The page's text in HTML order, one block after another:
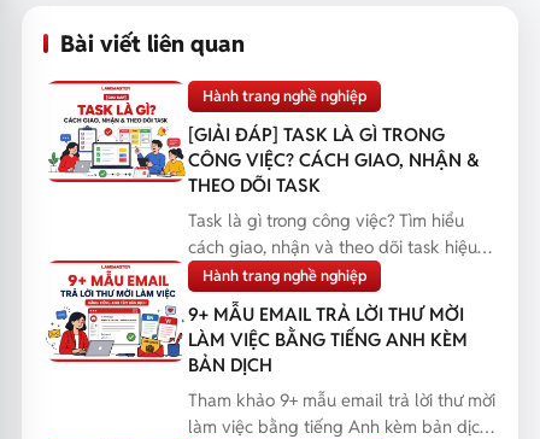
Bài viết liên quan
Hành trang nghề nghiệp
[GIẢI ĐÁP] TASK LÀ GÌ TRONG
CÔNG VIỆC? CÁCH GIAO, NHẬN &
THEO DÕI TASK
Task là gì trong công việc? Tìm hiểu
cách giao, nhận và theo dõi task hiệu
quả, giúp bạn q...
Hành trang nghề nghiệp
9+ MẪU EMAIL TRẢ LỜI THƯ MỜI
LÀM VIỆC BẰNG TIẾNG ANH KÈM
BẢN DỊCH
Tham khảo 9+ mẫu email trả lời thư mời
làm việc bằng tiếng Anh kèm bản dịch,